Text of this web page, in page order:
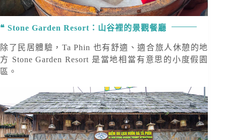
Stone Garden Resort：山谷裡的景觀餐廳
除了民居體驗，Ta Phin 也有舒適、適合旅人休憩的地
方 Stone Garden Resort 是當地相當有意思的小度假園
區。